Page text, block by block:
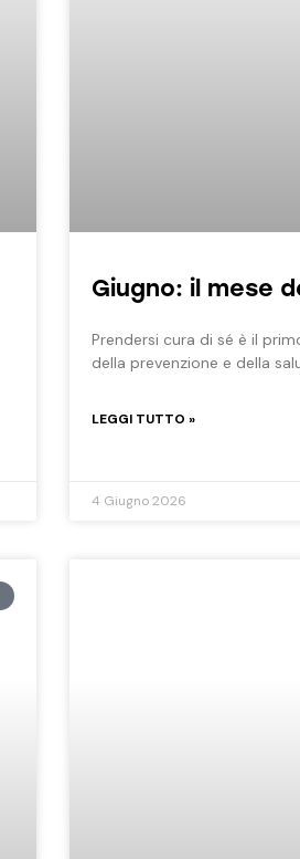
Giugno: il mese
Prendersi cura di sé è il
della prevenzione e della
LEGGI TUTTO »
4 Giugno 2026